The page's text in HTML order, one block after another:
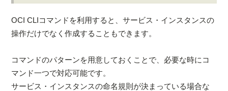
OCI CLIコマンドを利用すると、サービス・インスタンスの
操作だけでなく作成することもできます。
コマンドのパターンを用意しておくことで、必要な時にコ
マンド一つで対応可能です。
サービス・インスタンスの命名規則が決まっている場合な